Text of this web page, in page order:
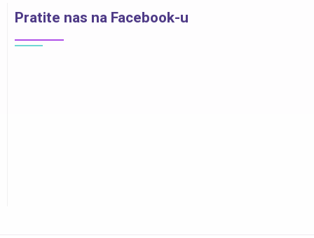
Pratite nas na Facebook-u